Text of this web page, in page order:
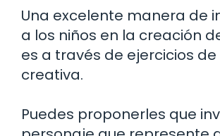
Una excelente manera de
a los niños en la creación
es a través de ejercicios
creativa.
Puedes proponerles que